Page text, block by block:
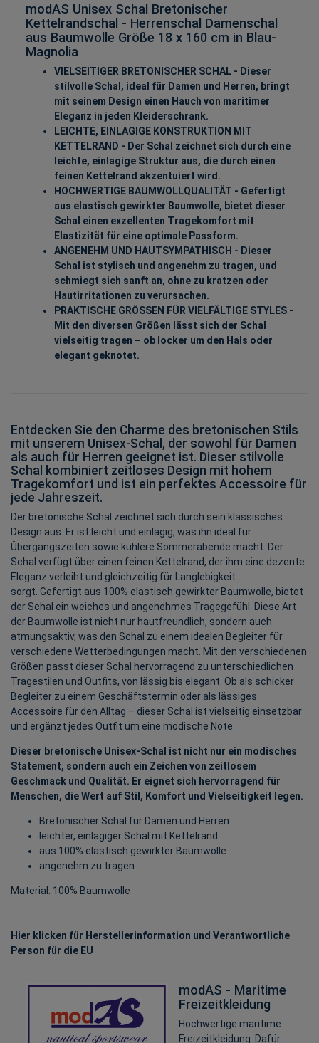
modAS Unisex Schal Bretonischer
Kettelrandschal - Herrenschal Damenschal
aus Baumwolle Größe 18 x 160 cm in Blau-
Magnolia
VIELSEITIGER BRETONISCHER SCHAL - Dieser
stilvolle Schal, ideal für Damen und Herren, bringt
mit seinem Design einen Hauch von maritimer
Eleganz in jeden Kleiderschrank.
LEICHTE, EINLAGIGE KONSTRUKTION MIT
KETTELRAND - Der Schal zeichnet sich durch eine
leichte, einlagige Struktur aus, die durch einen
feinen Kettelrand akzentuiert wird.
HOCHWERTIGE BAUMWOLLQUALITÄT - Gefertigt
aus elastisch gewirkter Baumwolle, bietet dieser
Schal einen exzellenten Tragekomfort mit
Elastizität für eine optimale Passform.
ANGENEHM UND HAUTSYMPATHISCH - Dieser
Schal ist stylisch und angenehm zu tragen, und
schmiegt sich sanft an, ohne zu kratzen oder
Hautirritationen zu verursachen.
PRAKTISCHE GRÖSSEN FÜR VIELFÄLTIGE STYLES -
Mit den diversen Größen lässt sich der Schal
vielseitig tragen – ob locker um den Hals oder
elegant geknotet.
Entdecken Sie den Charme des bretonischen Stils
mit unserem Unisex-Schal, der sowohl für Damen
als auch für Herren geeignet ist. Dieser stilvolle
Schal kombiniert zeitloses Design mit hohem
Tragekomfort und ist ein perfektes Accessoire für
jede Jahreszeit.
Der bretonische Schal zeichnet sich durch sein klassisches
Design aus. Er ist leicht und einlagig, was ihn ideal für
Übergangszeiten sowie kühlere Sommerabende macht. Der
Schal verfügt über einen feinen Kettelrand, der ihm eine dezente
Eleganz verleiht und gleichzeitig für Langlebigkeit
sorgt. Gefertigt aus 100% elastisch gewirkter Baumwolle, bietet
der Schal ein weiches und angenehmes Tragegefühl. Diese Art
der Baumwolle ist nicht nur hautfreundlich, sondern auch
atmungsaktiv, was den Schal zu einem idealen Begleiter für
verschiedene Wetterbedingungen macht. Mit den verschiedenen
Größen passt dieser Schal hervorragend zu unterschiedlichen
Tragestilen und Outfits, von lässig bis elegant. Ob als schicker
Begleiter zu einem Geschäftstermin oder als lässiges
Accessoire für den Alltag – dieser Schal ist vielseitig einsetzbar
und ergänzt jedes Outfit um eine modische Note.
Dieser bretonische Unisex-Schal ist nicht nur ein modisches
Statement, sondern auch ein Zeichen von zeitlosem
Geschmack und Qualität. Er eignet sich hervorragend für
Menschen, die Wert auf Stil, Komfort und Vielseitigkeit legen.
Bretonischer Schal für Damen und Herren
leichter, einlagiger Schal mit Kettelrand
aus 100% elastisch gewirkter Baumwolle
angenehm zu tragen
Material: 100% Baumwolle
Hier klicken für Herstellerinformation und Verantwortliche
Person für die EU
modAS - Maritime
Freizeitkleidung
Hochwertige maritime
Freizeitkleidung: Dafür